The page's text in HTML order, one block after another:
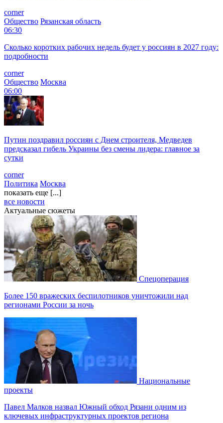
corner
Общество Рязанская область
06:30
Сколько коротких рабочих недель будет у россиян в 2027 году:
подробности
corner
Общество Москва
06:00
Путин поздравил россиян с Днем строителя, Медведев
предсказал гибель Украины без смены лидера: главное за
сутки
corner
Политика Москва
показать еще [...]
все новости
Актуальные сюжеты
Спецоперация
Более 150 вражеских беспилотников уничтожили над
регионами России за ночь
Национальные
проекты
Павел Малков назвал Южный обход Рязани одним из
ключевых инфраструктурных проектов региона